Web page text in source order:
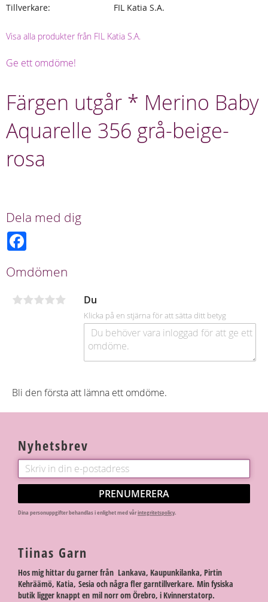
Tillverkare
FIL Katia S.A.
Visa alla produkter från FIL Katia S.A.
Ge ett omdöme!
Färgen utgår * Merino Baby
Aquarelle 356 grå-beige-
rosa
Dela med dig
b
o
k
Omdömen
Du
Klicka på en stjärna för att sätta ditt betyg
Bli den första att lämna ett omdöme.
Nyhetsbrev
PRENUMERERA
Dina personuppgifter behandlas i enlighet med vårintegritetspolicy.
Tiinas Garn
Hos mig hittar du garner från Lankava, Kaupunkilanka, Pirtin
Kehräämö, Katia, Sesia och några fler garntillverkare. Min fysiska
butik ligger knappt en mil norr om Örebro, i Kvinnerstatorp.